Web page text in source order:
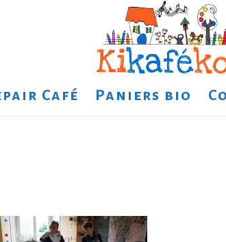
Café Paniers bio